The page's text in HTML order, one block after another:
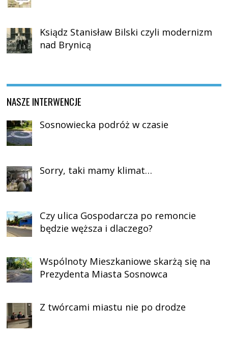
Ksiądz Stanisław Bilski czyli modernizm
nad Brynicą
NASZE INTERWENCJE
Sosnowiecka podróż w czasie
Sorry, taki mamy klimat…
Czy ulica Gospodarcza po remoncie
będzie węższa i dlaczego?
Wspólnoty Mieszkaniowe skarżą się na
Prezydenta Miasta Sosnowca
Z twórcami miastu nie po drodze